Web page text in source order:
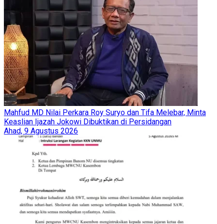
Mahfud MD Nilai Perkara Roy Suryo dan Tifa Melebar, Minta
Keaslian Ijazah Jokowi Dibuktikan di Persidangan
Ahad, 9 Agustus 2026